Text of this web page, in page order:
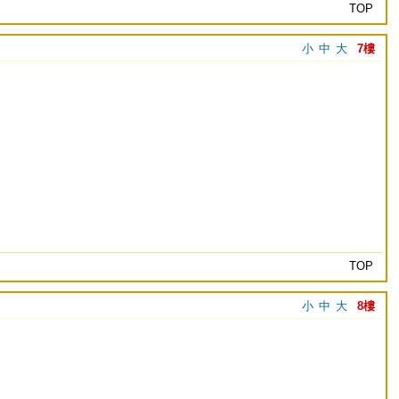
TOP
7樓
大
中
小
TOP
8樓
大
中
小